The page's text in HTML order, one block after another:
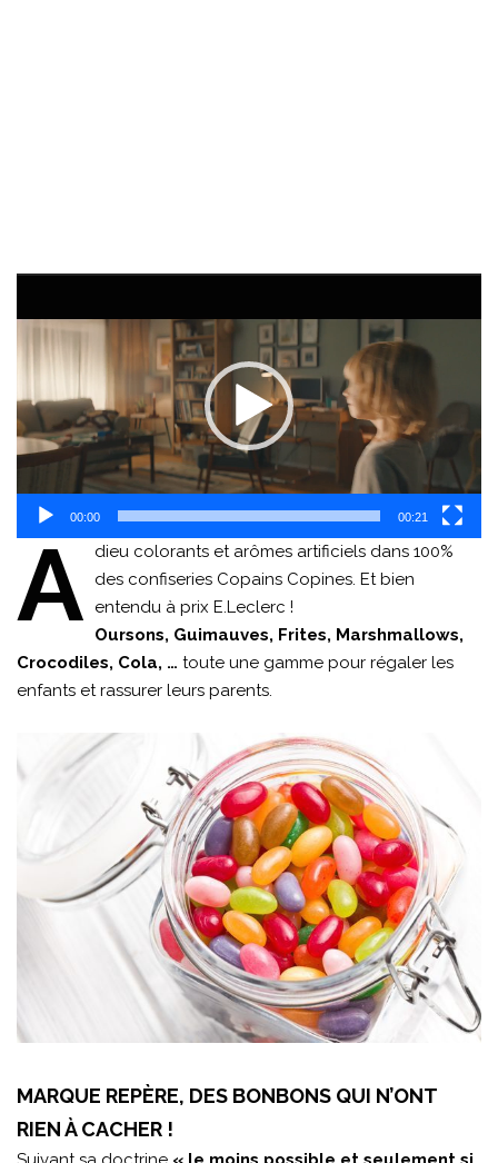
00:00 00:21
A
dieu colorants et arômes artificiels dans 100%
des confiseries Copains Copines. Et bien
entendu à prix E.Leclerc !
Oursons, Guimauves, Frites, Marshmallows,
Crocodiles, Cola, … toute une gamme pour régaler les
enfants et rassurer leurs parents.
MARQUE REPÈRE, DES BONBONS QUI N’ONT
RIEN À CACHER !